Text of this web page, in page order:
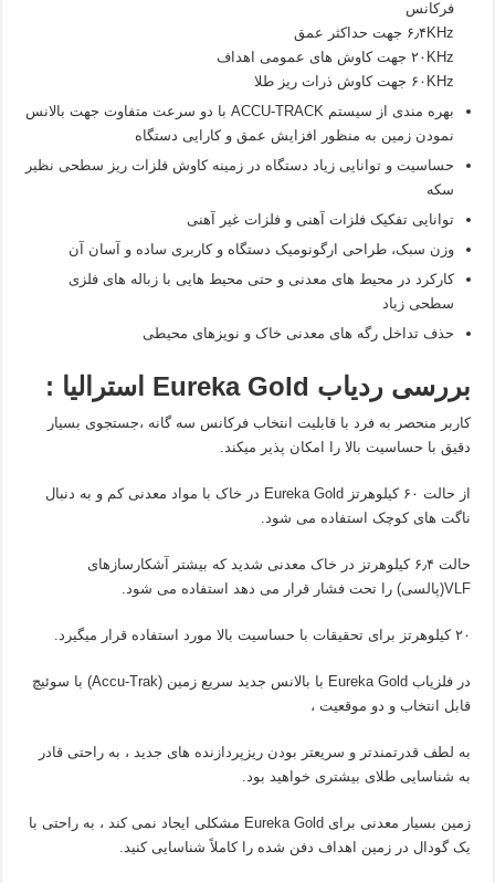
فرکانس
۶٫۴KHz جهت حداکثر عمق
۲۰KHz جهت کاوش های عمومی اهداف
۶۰KHz جهت کاوش ذرات ریز طلا
بهره مندی از سیستم ACCU-TRACK با دو سرعت متفاوت جهت بالانس
نمودن زمین به منظور افزایش عمق و کارایی دستگاه
حساسیت و توانایی زیاد دستگاه در زمینه کاوش فلزات ریز سطحی نظیر
سکه
توانایی تفکیک فلزات آهنی و فلزات غیر آهنی
وزن سبک، طراحی ارگونومیک دستگاه و کاربری ساده و آسان آن
کارکرد در محیط های معدنی و حتی محیط هایی با زباله های فلزی
سطحی زیاد
حذف تداخل رگه های معدنی خاک و نویزهای محیطی
بررسی ردیاب Eureka Gold استرالیا :
کاربر منحصر به فرد با قابلیت انتخاب فرکانس سه گانه ،جستجوی بسیار
دقیق با حساسیت بالا را امکان پذیر میکند.
از حالت ۶۰ کیلوهرتز Eureka Gold در خاک با مواد معدنی کم و به دنبال
ناگت های کوچک استفاده می شود.
حالت ۶٫۴ کیلوهرتز در خاک معدنی شدید که بیشتر آشکارسازهای
VLF(پالسی) را تحت فشار قرار می دهد استفاده می شود.
۲۰ کیلوهرتز برای تحقیقات با حساسیت بالا مورد استفاده قرار میگیرد.
در فلزیاب Eureka Gold با بالانس جدید سریع زمین (Accu-Trak) با سوئیچ
قابل انتخاب و دو موقعیت ،
به لطف قدرتمندتر و سریعتر بودن ریزپردازنده های جدید ، به راحتی قادر
به شناسایی طلای بیشتری خواهید بود.
زمین بسیار معدنی برای Eureka Gold مشکلی ایجاد نمی کند ، به راحتی با
یک گودال در زمین اهداف دفن شده را کاملاً شناسایی کنید.